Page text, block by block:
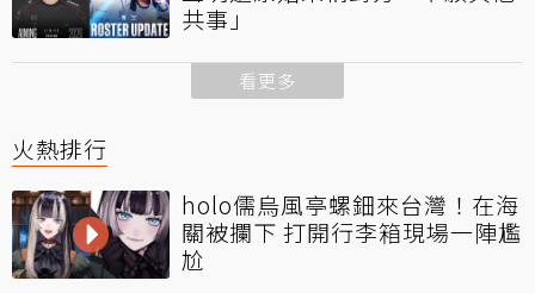
共事」
看更多
火熱排行
holo儒烏風亭螺鈿來台灣！在海
關被攔下 打開行李箱現場一陣尷
尬